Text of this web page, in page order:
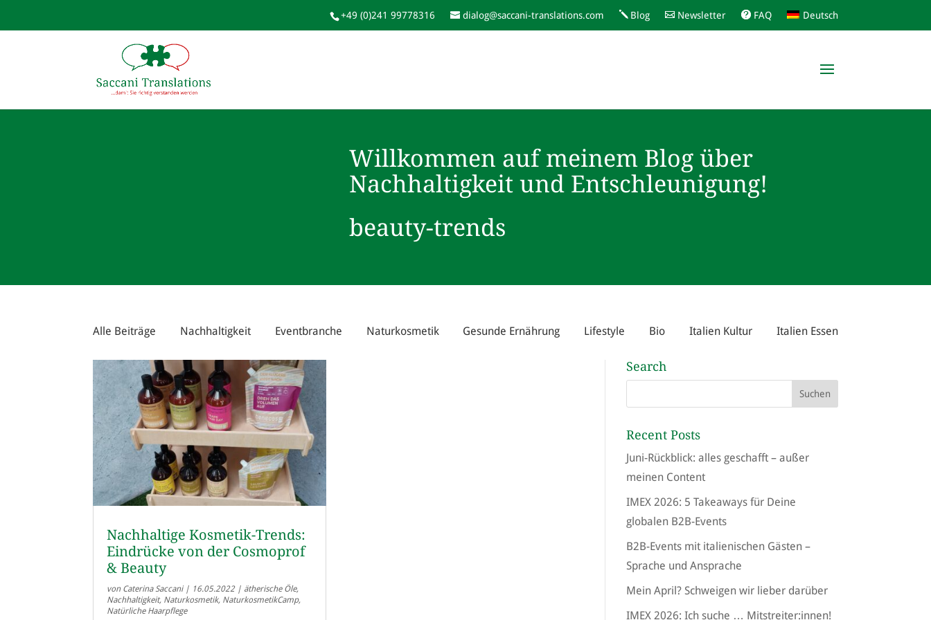
+49 (0)241 99778316 dialog@saccani-translations.com Blog Newsletter FAQ Deutsch
Willkommen auf meinem Blog über
Nachhaltigkeit und Entschleunigung!
beauty-trends
Alle Beiträge Nachhaltigkeit Eventbranche Naturkosmetik Gesunde Ernährung Lifestyle Bio Italien Kultur Italien Essen
Nachhaltige Kosmetik-Trends:
Eindrücke von der Cosmoprof
& Beauty
von Caterina Saccani| 16.05.2022 | ätherische Öle,
Nachhaltigkeit, Naturkosmetik, NaturkosmetikCamp,
Natürliche Haarpflege
Search
Recent Posts
Juni-Rückblick: alles geschafft – außer
meinen Content
IMEX 2026: 5 Takeaways für Deine
globalen B2B-Events
B2B-Events mit italienischen Gästen –
Sprache und Ansprache
Mein April? Schweigen wir lieber darüber
IMEX 2026: Ich suche … Mitstreiter:innen!